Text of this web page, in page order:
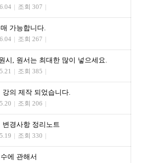
| 조회 307 |
가능합니다.
| 조회 267 |
시, 원서는 최대한 많이 넣으세요.
| 조회 385 |
의 제작 되었습니다.
| 조회 206 |
경사항 정리노트
| 조회 330 |
에 관해서